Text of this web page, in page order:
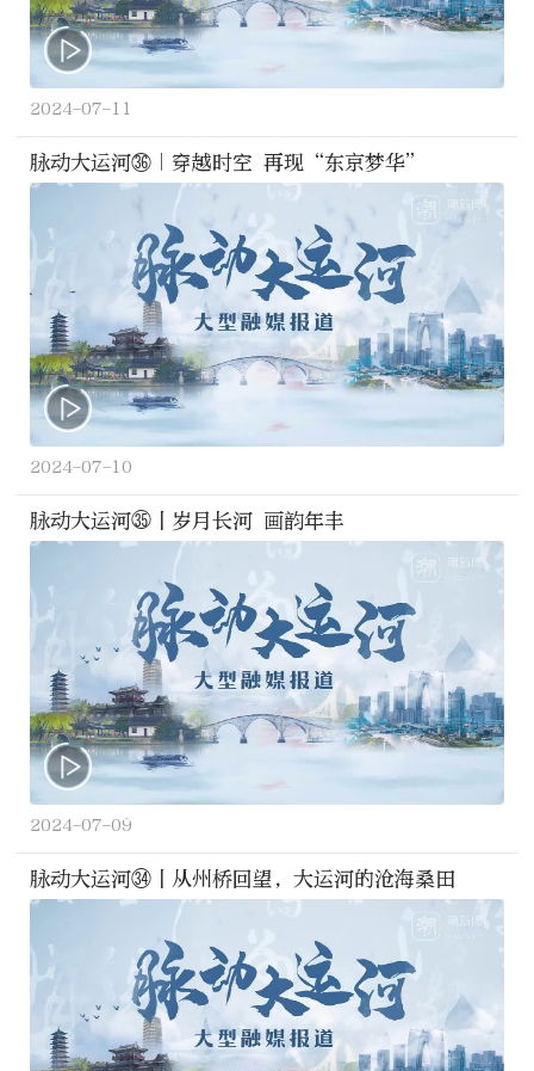
2024-07-11
脉动大运河㊱｜穿越时空 再现“东京梦华”
2024-07-10
脉动大运河㉟丨岁月长河 画韵年丰
2024-07-09
脉动大运河㉞丨从州桥回望，大运河的沧海桑田